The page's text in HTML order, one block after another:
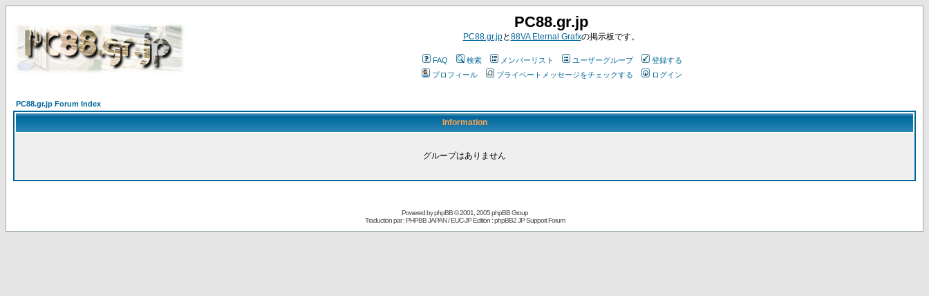
PC88.gr.jp
PC88.gr.jpと88VA Eternal Grafxの掲示板です。
FAQ 検索 メンバーリスト ユーザーグループ
登録する
プロフィール
プライベートメッセージをチェックする ログイン
PC88.gr.jp Forum Index
Information
グループはありません
Powered byphpBB© 2001, 2005 phpBB Group
Traduction par : PHPBB JAPAN / EUC-JP Edition :phpBB2 JP Support Forum